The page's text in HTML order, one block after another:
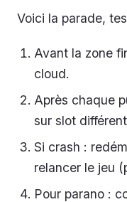
Voici la parade,
Avant la zone
cloud.
Après chaque
sur slot
Si crash :
relancer le jeu
Pour parano :